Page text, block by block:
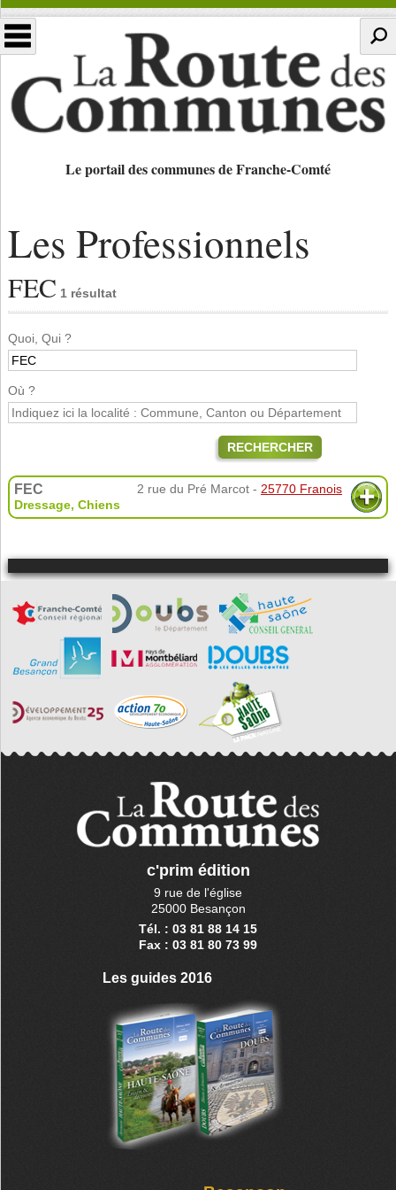
Le portail des communes de Franche-Comté
Les Professionnels
FEC 1 résultat
Quoi, Qui ?
Où ?
RECHERCHER
FEC 2 rue du Pré Marcot - 25770 Franois
Dressage, Chiens
c'prim édition
9 rue de l'église
25000 Besançon
Tél. : 03 81 88 14 15
Fax : 03 81 80 73 99
Les guides 2016